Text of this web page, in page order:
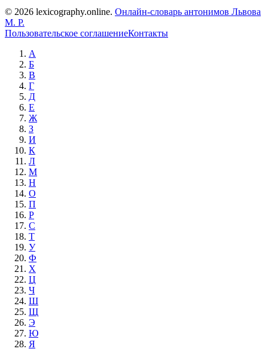
© 2026 lexicography.online. Онлайн-словарь антонимов Львова
М. Р.
Пользовательское соглашениеКонтакты
А
Б
В
Г
Д
Е
Ж
З
И
К
Л
М
Н
О
П
Р
С
Т
У
Ф
Х
Ц
Ч
Ш
Щ
Э
Ю
Я